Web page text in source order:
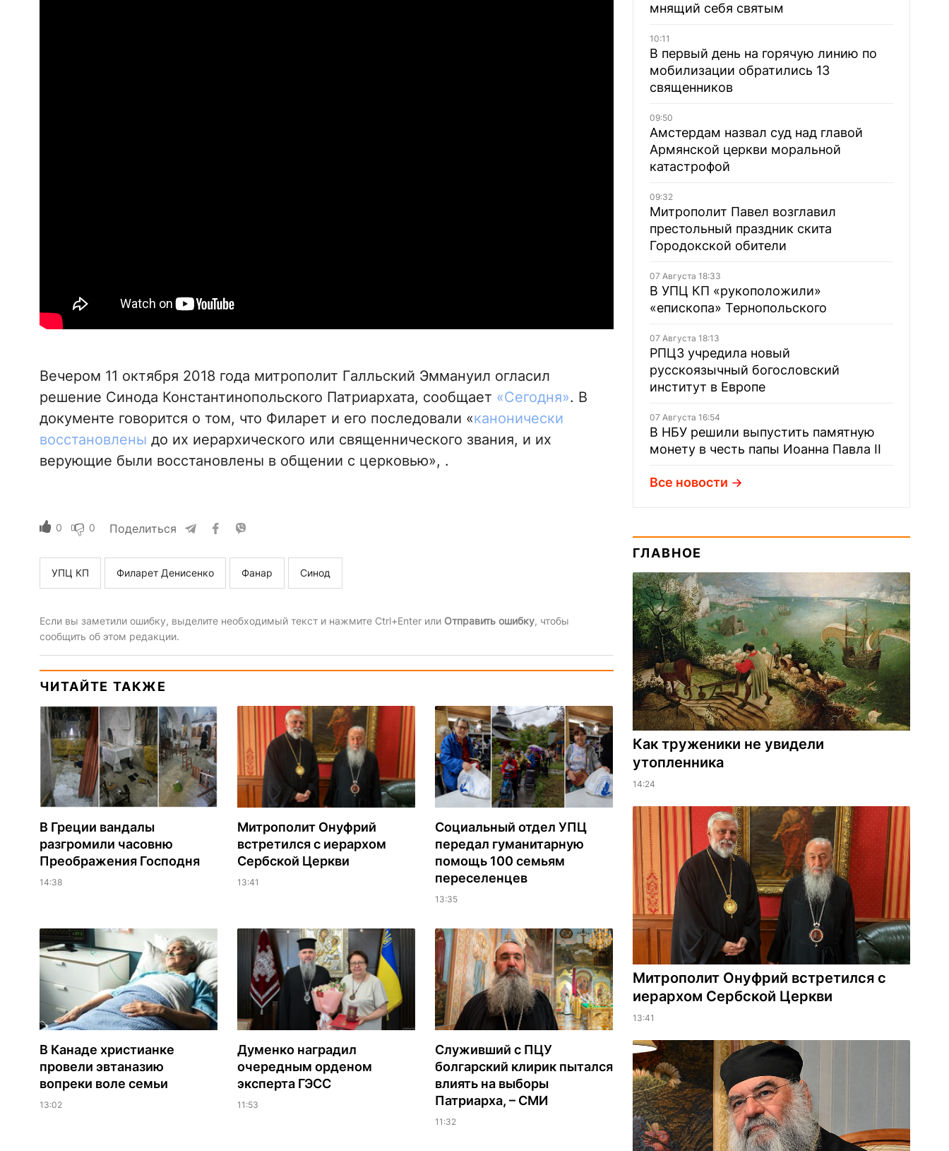
Вечером 11 октября 2018 года митрополит Галльский Эммануил огласил
решение Синода Константинопольского Патриархата, сообщает «Сегодня». В
документе говорится о том, что Филарет и его последовали «канонически
восстановлены до их иерархического или священнического звания, и их
верующие были восстановлены в общении с церковью», .
0 0 Поделиться
УПЦ КП Филарет Денисенко Фанар Синод
Если вы заметили ошибку, выделите необходимый текст и нажмите Ctrl+Enter или Отправить ошибку, чтобы
сообщить об этом редакции.
ЧИТАЙТЕ ТАКЖЕ
В Греции вандалы
разгромили часовню
Преображения Господня
14:38
Митрополит Онуфрий
встретился с иерархом
Сербской Церкви
13:41
Социальный отдел УПЦ
передал гуманитарную
помощь 100 семьям
переселенцев
13:35
В Канаде христианке
провели эвтаназию
вопреки воле семьи
13:02
Думенко наградил
очередным орденом
эксперта ГЭСС
11:53
Служивший с ПЦУ
болгарский клирик пытался
влиять на выборы
Патриарха, – СМИ
11:32
мнящий себя святым
10:11
В первый день на горячую линию по
мобилизации обратились 13
священников
09:50
Амстердам назвал суд над главой
Армянской церкви моральной
катастрофой
09:32
Митрополит Павел возглавил
престольный праздник скита
Городокской обители
07 Августа 18:33
В УПЦ КП «рукоположили»
«епископа» Тернопольского
07 Августа 18:13
РПЦЗ учредила новый
русскоязычный богословский
институт в Европе
07 Августа 16:54
В НБУ решили выпустить памятную
монету в честь папы Иоанна Павла II
Все новости
ГЛАВНОЕ
Как труженики не увидели
утопленника
14:24
Митрополит Онуфрий встретился с
иерархом Сербской Церкви
13:41